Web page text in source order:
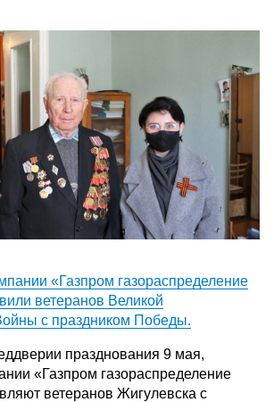
«Газпром газораспределение
ветеранов Великой
с праздником Победы.
празднования 9 мая,
«Газпром газораспределение
ветеранов Жигулевска с